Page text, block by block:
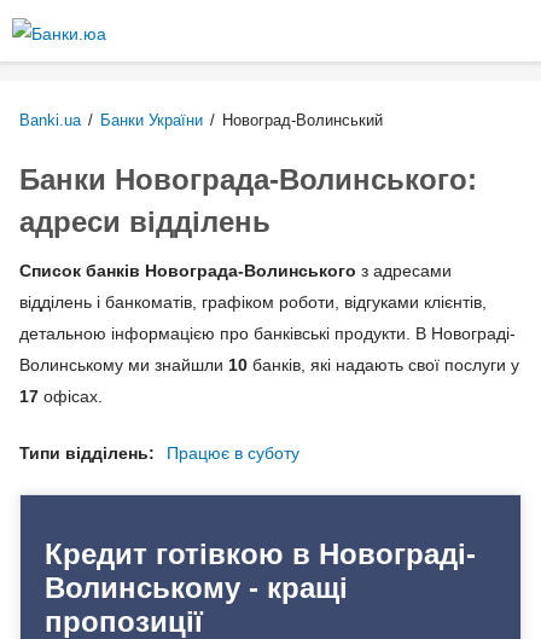
основного
Banki.ua / Банки України / Новоград-Волинський
Банки Новограда-Волинського:
адреси відділень
Список банків Новограда-Волинського з адресами
відділень і банкоматів, графіком роботи, відгуками клієнтів,
детальною інформацією про банківські продукти. В Новограді-
Волинському ми знайшли 10 банків, які надають свої послуги у
17 офісах.
Типи відділень: Працює в суботу
Кредит готівкою в Новограді-
Волинському - кращі
пропозиції